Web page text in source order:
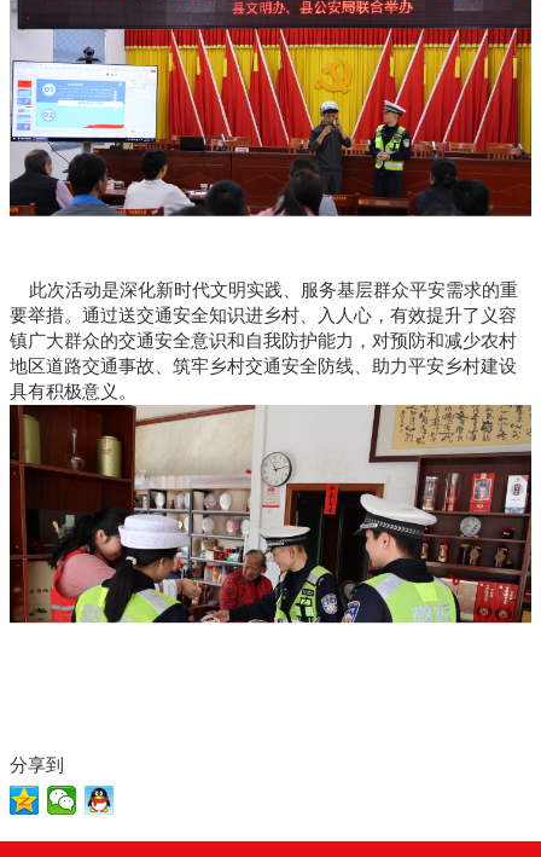
此次活动是深化新时代文明实践、服务基层群众平安需求的重
要举措。通过送交通安全知识进乡村、入人心，有效提升了义容
镇广大群众的交通安全意识和自我防护能力，对预防和减少农村
地区道路交通事故、筑牢乡村交通安全防线、助力平安乡村建设
具有积极意义。
分享到